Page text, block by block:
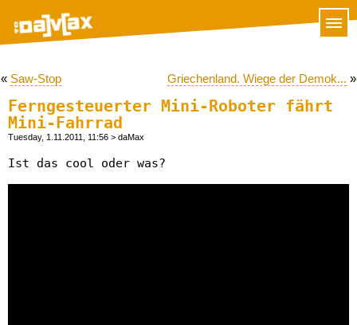
« Saw-Stop Griechenland. Wiege der Demok... »
Ferngesteuerter Mini-Roboter fährt
Mini-Fahrrad
Tuesday, 1.11.2011, 11:56 > daMax
Ist das cool oder was?